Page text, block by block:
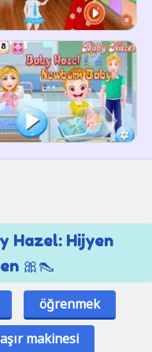
Hazel: Hijyen
🎀👠
öğrenmek
makinesi